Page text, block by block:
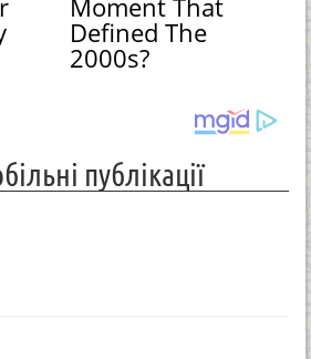
Moment That
Defined The
2000s?
публікації